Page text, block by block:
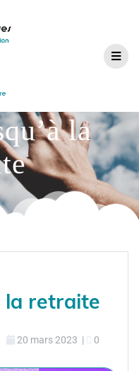
la
la retraite
20 mars 2023 | 0